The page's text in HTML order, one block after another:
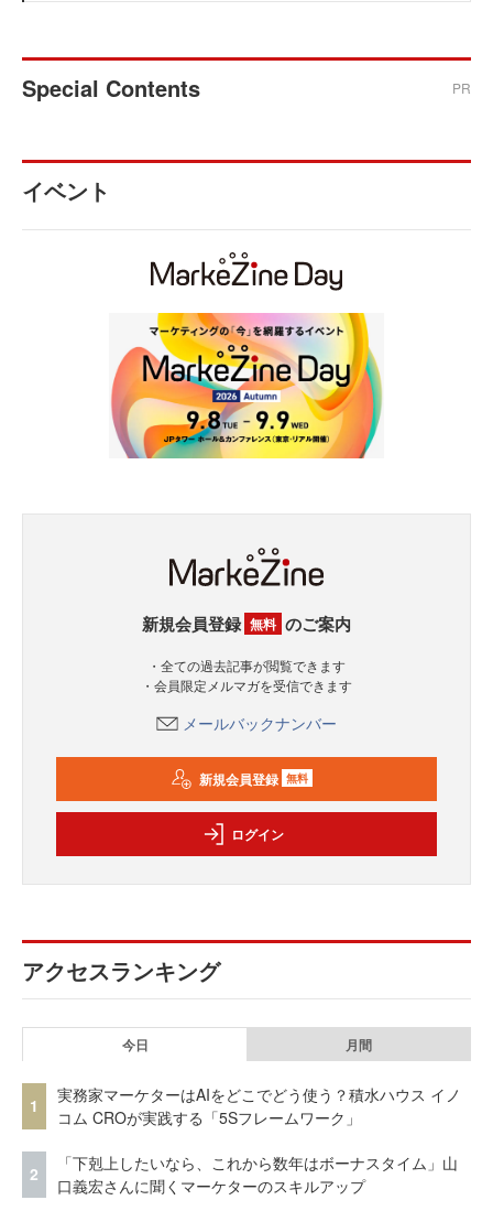
Special Contents PR
イベント
新規会員登録 無料 のご案内
・全ての過去記事が閲覧できます
・会員限定メルマガを受信できます
メールバックナンバー
新規会員登録 無料
ログイン
アクセスランキング
今日 月間
1
実務家マーケターはAIをどこでどう使う？積水ハウス イノ
コム CROが実践する「5Sフレームワーク」
2
「下剋上したいなら、これから数年はボーナスタイム」山
口義宏さんに聞くマーケターのスキルアップ